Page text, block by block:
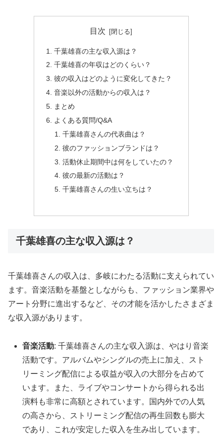
目次
千葉雄喜の主な収入源は？
千葉雄喜の年収はどのくらい？
彼の収入はどのように変化してきた？
音楽以外の活動からの収入は？
まとめ
よくある質問/Q&A
千葉雄喜さんの代表曲は？
彼のファッションブランドは？
活動休止期間中は何をしていたの？
彼の最新の活動は？
千葉雄喜さんの生い立ちは？
千葉雄喜の主な収入源は？
千葉雄喜さんの収入は、多岐にわたる活動に支えられてい
ます。音楽活動を基盤としながらも、ファッション業界や
アート分野に進出するなど、その才能を活かしたさまざま
な収入源があります。
音楽活動: 千葉雄喜さんの主な収入源は、やはり音楽
活動です。アルバムやシングルの売上に加え、スト
リーミング配信による収益が収入の大部分を占めて
います。また、ライブやコンサートから得られる出
演料も非常に高額とされています。国内外での人気
の高さから、ストリーミング配信の再生回数も膨大
であり、これが安定した収入を生み出しています。